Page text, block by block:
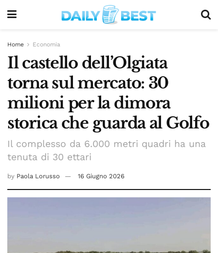
Home Economia
Il castello dell’Olgiata
torna sul mercato: 30
milioni per la dimora
storica che guarda al Golfo
Il complesso da 6.000 metri quadri ha una
tenuta di 30 ettari
by Paola Lorusso 16 Giugno 2026